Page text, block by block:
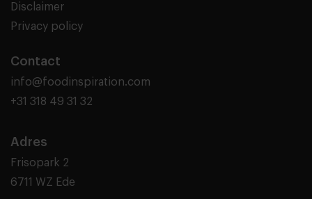
Disclaimer
Privacy policy
Contact
info@foodinspiration.com
+31 318 49 31 32
Adres
Frisopark 2
6711 WZ Ede